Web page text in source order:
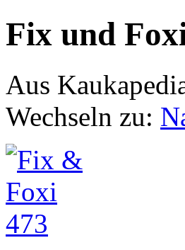
Fix und
Aus
Wechseln zu: